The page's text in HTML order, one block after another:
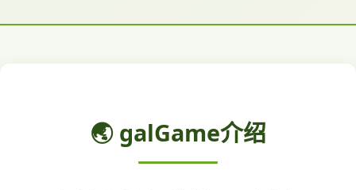
🌏 galGame介绍